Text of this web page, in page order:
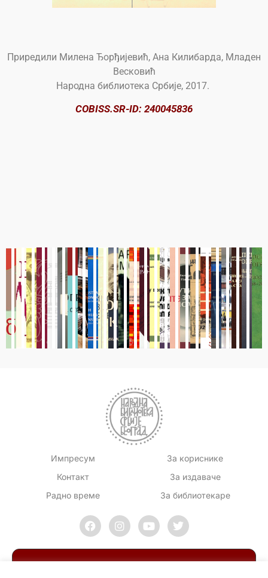
Приредили Милена Ђорђијевић, Ана Килибарда, Младен
Весковић
Народна библиотека Србије, 2017.
COBISS.SR-ID: 240045836
Импресум
Контакт
Радно време
За кориснике
За издаваче
За библиотекаре